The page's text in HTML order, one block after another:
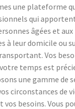
une plateforme
qui
âgées et
à leur domicile ou
Vos
temps est
une gamme de
circonstances de
besoins. Vous